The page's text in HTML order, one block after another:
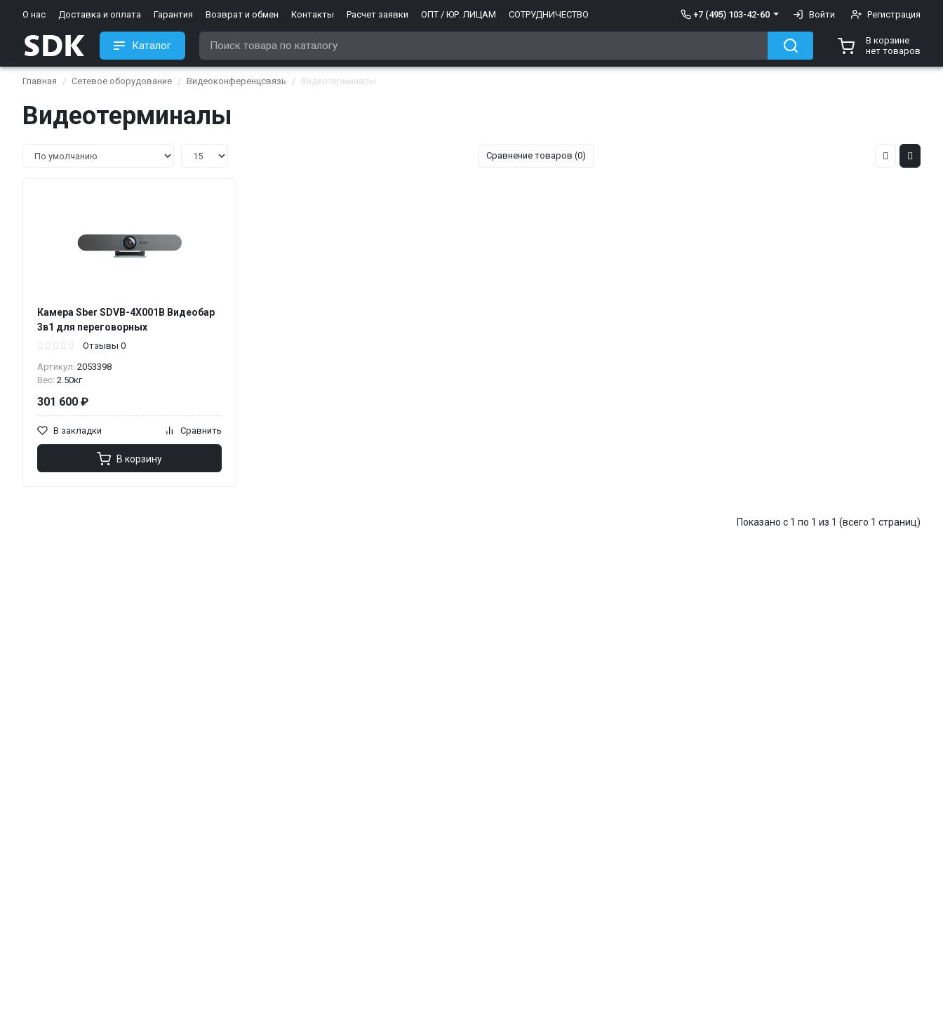
О нас Доставка и оплата Гарантия Возврат и обмен Контакты Расчет заявки ОПТ / ЮР. ЛИЦАМ СОТРУДНИЧЕСТВО +7 (495) 103-42-60 Войти Регистрация
Каталог
В корзине
нет товаров
Главная Сетевое оборудование Видеоконференцсвязь Видеотерминалы
Видеотерминалы
Сравнение товаров (0)
Камера Sber SDVB-4Х001B Видеобар
3в1 для переговорных
Отзывы 0
Артикул: 2053398
Вес: 2.50кг
301 600 ₽
В закладки Сравнить
В корзину
Показано с 1 по 1 из 1 (всего 1 страниц)